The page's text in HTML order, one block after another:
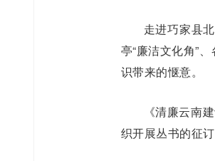
走进巧家县
亭“廉洁文化角”
识带来的惬意。
《清廉云南
织开展丛书的征